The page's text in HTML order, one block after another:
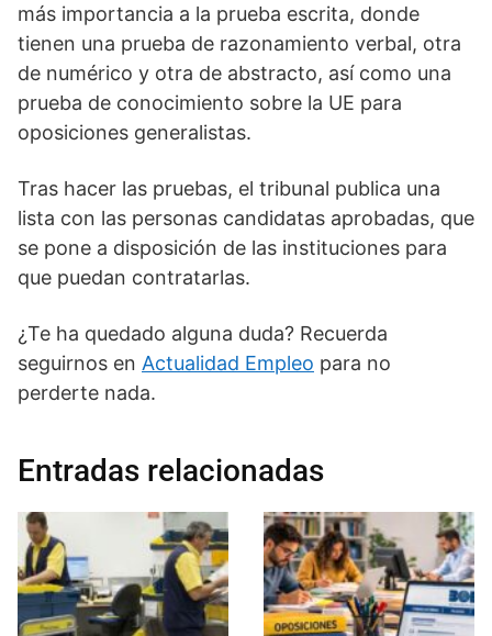
más importancia a la prueba escrita, donde
tienen una prueba de razonamiento verbal, otra
de numérico y otra de abstracto, así como una
prueba de conocimiento sobre la UE para
oposiciones generalistas.
Tras hacer las pruebas, el tribunal publica una
lista con las personas candidatas aprobadas, que
se pone a disposición de las instituciones para
que puedan contratarlas.
¿Te ha quedado alguna duda? Recuerda
seguirnos en Actualidad Empleo para no
perderte nada.
Entradas relacionadas